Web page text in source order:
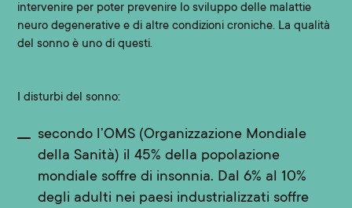
intervenire per poter prevenire lo sviluppo delle malattie
neuro degenerative e di altre condizioni croniche. La qualità
del sonno è uno di questi.
I disturbi del sonno:
secondo l’OMS (Organizzazione Mondiale
della Sanità) il 45% della popolazione
mondiale soffre di insonnia. Dal 6% al 10%
degli adulti nei paesi industrializzati soffre